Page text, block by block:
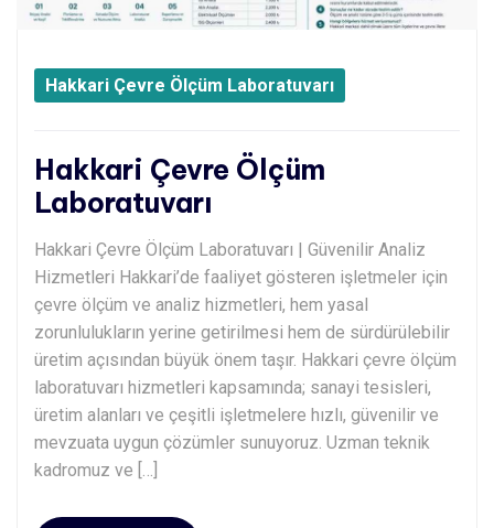
Hakkari Çevre Ölçüm Laboratuvarı
Hakkari Çevre Ölçüm
Laboratuvarı
Hakkari Çevre Ölçüm Laboratuvarı | Güvenilir Analiz
Hizmetleri Hakkari’de faaliyet gösteren işletmeler için
çevre ölçüm ve analiz hizmetleri, hem yasal
zorunlulukların yerine getirilmesi hem de sürdürülebilir
üretim açısından büyük önem taşır. Hakkari çevre ölçüm
laboratuvarı hizmetleri kapsamında; sanayi tesisleri,
üretim alanları ve çeşitli işletmelere hızlı, güvenilir ve
mevzuata uygun çözümler sunuyoruz. Uzman teknik
kadromuz ve […]